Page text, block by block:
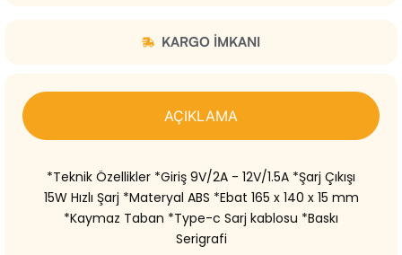
KARGO IMKANI
AÇIKLAMA
*Teknik Özellikler *Giriş 9V/2A - 12V/1.5A *Şarj Çıkışı
15W Hızlı Şarj *Materyal ABS *Ebat 165 x 140 x 15 mm
*Kaymaz Taban *Type-c Sarj kablosu *Baskı
Serigrafi